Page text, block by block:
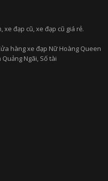
xe đạp cũ, xe đạp cũ giá rẻ.
hàng xe đạp Nữ Hoàng Queen
Ngãi, Số tài